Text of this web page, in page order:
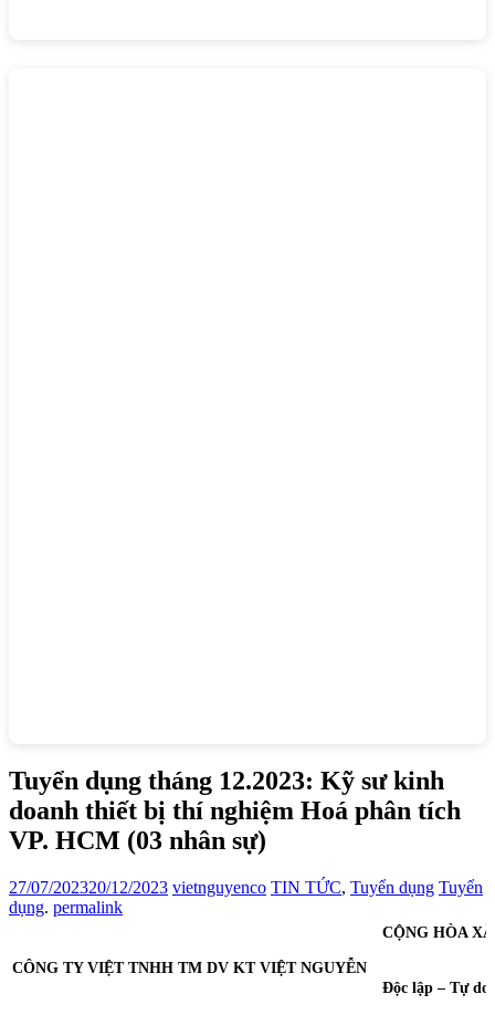
Tuyển dụng tháng 12.2023: Kỹ sư kinh
doanh thiết bị thí nghiệm Hoá phân tích
VP. HCM (03 nhân sự)
27/07/202320/12/2023 vietnguyenco TIN TỨC, Tuyển dụng Tuyển
dụng. permalink
CÔNG TY VIỆT TNHH TM DV KT VIỆT NGUYỄN
CỘNG HÒA
Độc lập – Tự do